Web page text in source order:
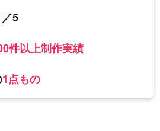
／5
件以上制作実績
1点もの